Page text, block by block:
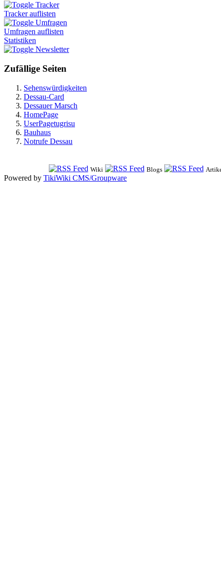
Tracker
Tracker auflisten
Umfragen
Umfragen auflisten
Statistiken
Newsletter
Zufällige Seiten
Sehenswürdigkeiten
Dessau-Card
Dessauer Marsch
HomePage
UserPagetugrisu
Bauhaus
Notrufe Dessau
Wiki Blogs
Powered by TikiWiki CMS/Groupware